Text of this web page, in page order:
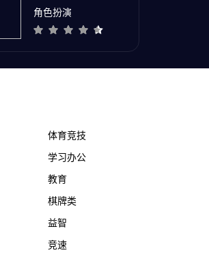
角色扮演
体育竞技
学习办公
教育
棋牌类
益智
竞速